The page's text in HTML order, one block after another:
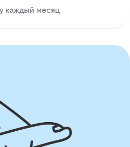
каждый месяц